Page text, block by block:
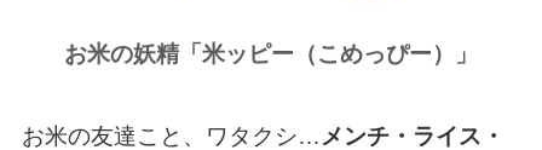
お米の妖精「米ッピー（こめっぴー）」
お米の友達こと、ワタクシ… メンチ・ライス・